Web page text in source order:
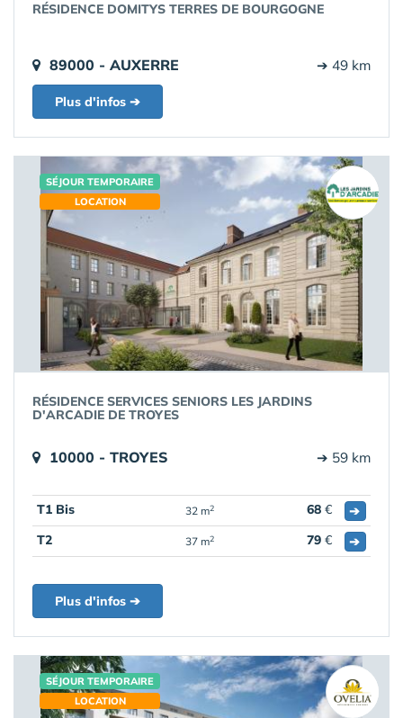
RÉSIDENCE DOMITYS TERRES DE BOURGOGNE
89000 - AUXERRE ➔ 49 km
Plus d'infos ➔
SÉJOUR TEMPORAIRE
LOCATION
RÉSIDENCE SERVICES SENIORS LES JARDINS
D'ARCADIE DE TROYES
10000 - TROYES ➔ 59 km
T1 Bis 32 m2 68 €
➔
T2
37 m2 79 € ➔
Plus d'infos ➔
SÉJOUR TEMPORAIRE
LOCATION